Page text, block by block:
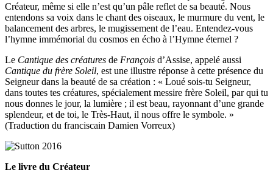
Créateur, même si elle n’est qu’un pâle reflet de sa beauté. Nous
entendons sa voix dans le chant des oiseaux, le murmure du vent, le
balancement des arbres, le mugissement de l’eau. Entendez-vous
l’hymne immémorial du cosmos en écho à l’Hymne éternel ?
Le Cantique des créatures de François d’Assise, appelé aussi
Cantique du frère Soleil, est une illustre réponse à cette présence du
Seigneur dans la beauté de sa création : « Loué sois-tu Seigneur,
dans toutes tes créatures, spécialement messire frère Soleil, par qui tu
nous donnes le jour, la lumière ; il est beau, rayonnant d’une grande
splendeur, et de toi, le Très-Haut, il nous offre le symbole. »
(Traduction du franciscain Damien Vorreux)
Le livre du Créateur